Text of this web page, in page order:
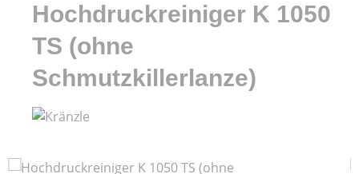
Hochdruckreiniger K 1050
TS (ohne
Schmutzkillerlanze)
Bildergalerie überspringen